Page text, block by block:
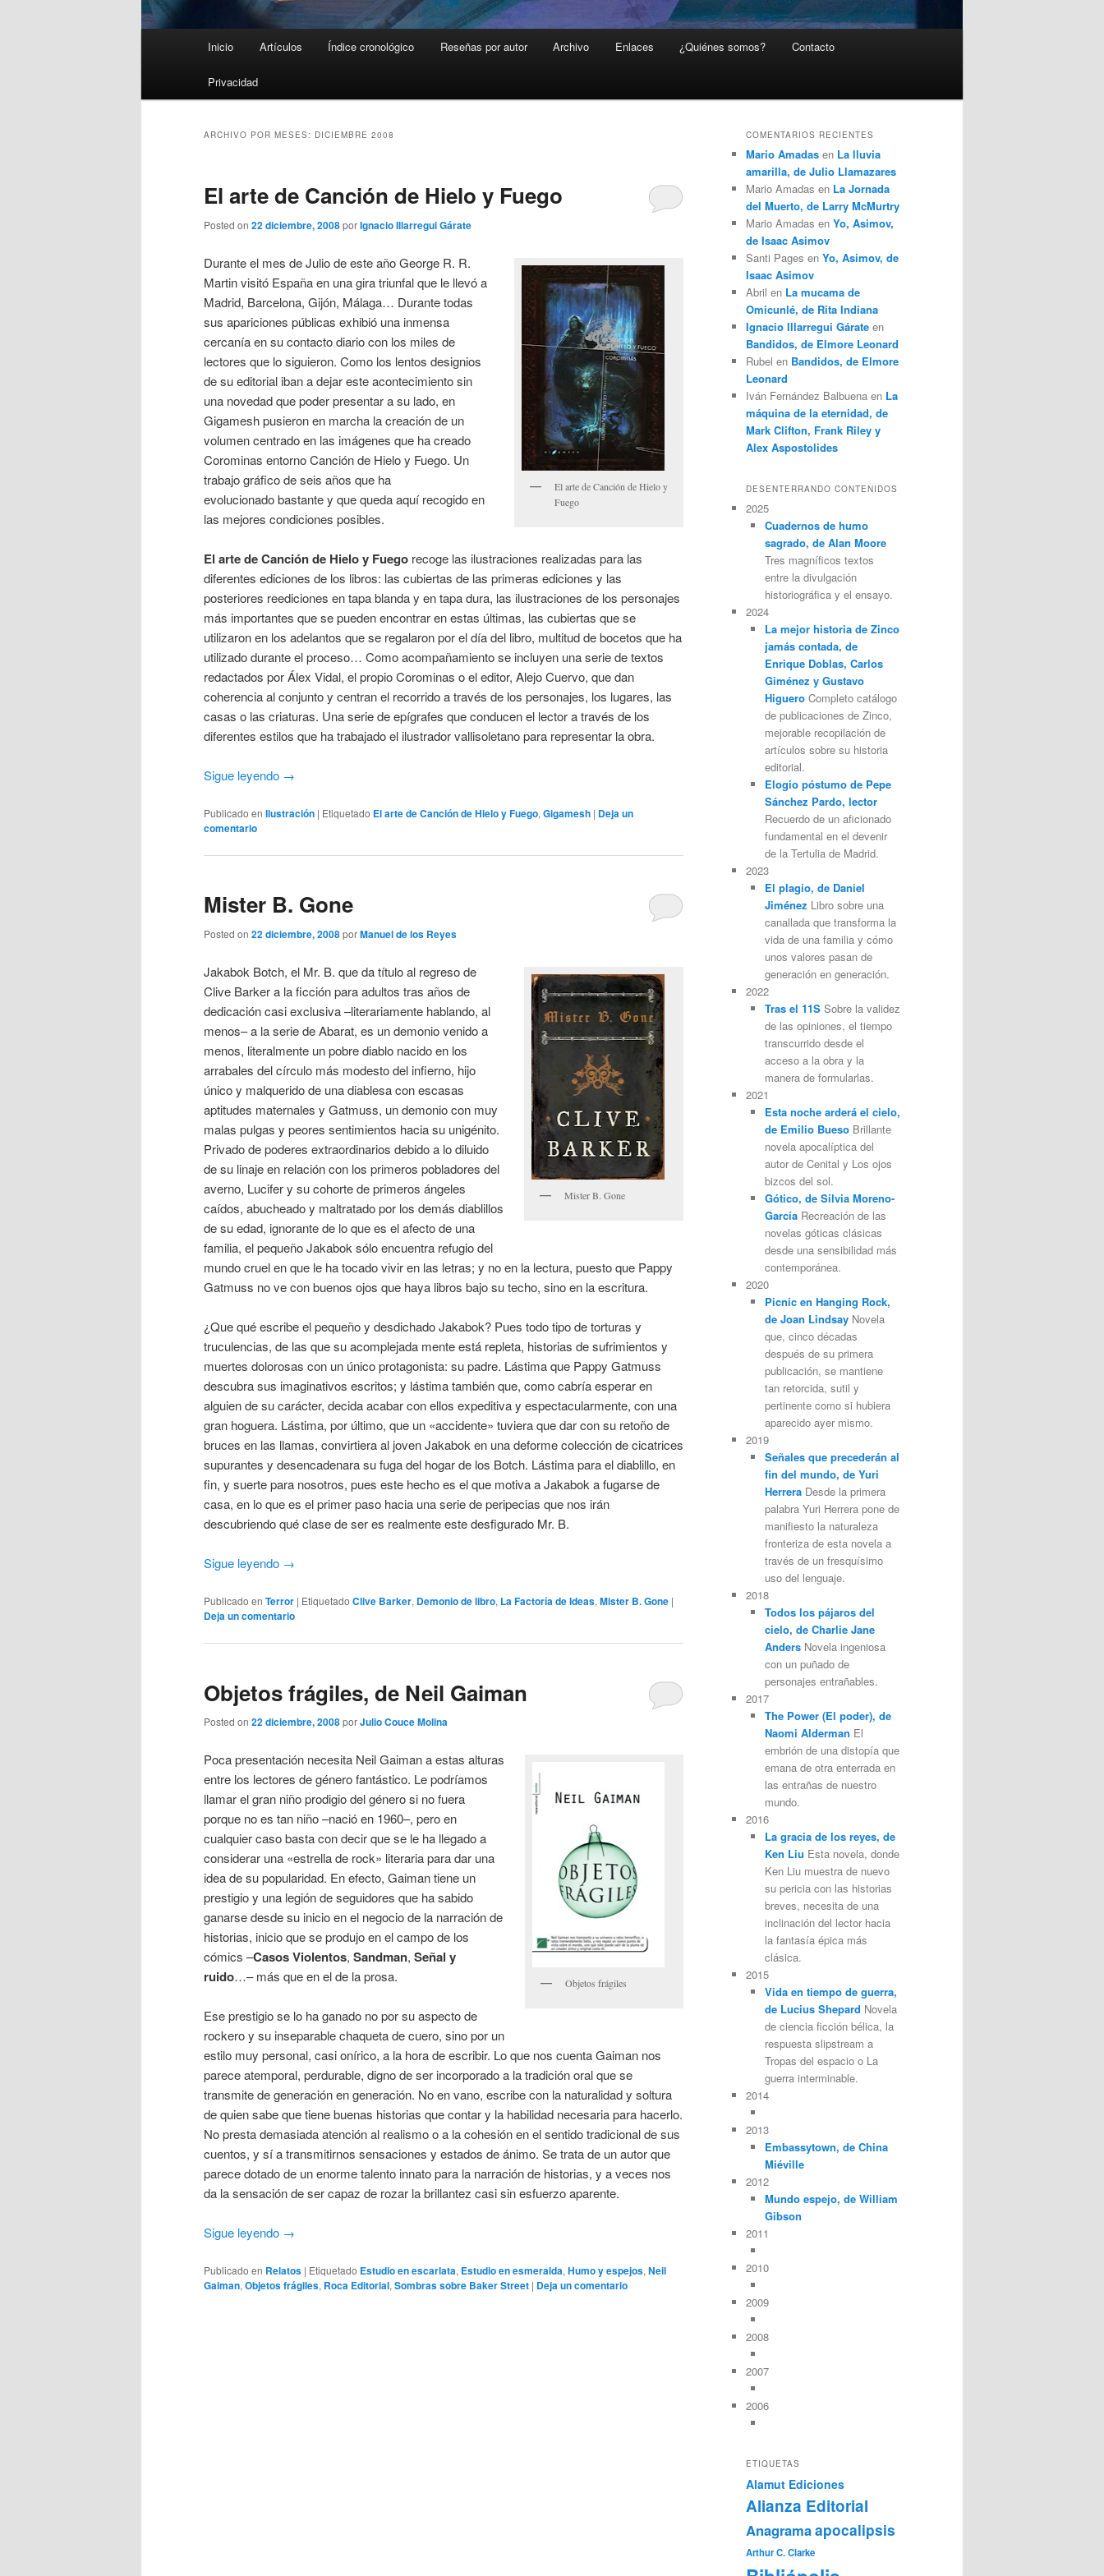
Inicio Artículos Índice cronológico Reseñas por autor Archivo Enlaces ¿Quiénes somos? Contacto
Privacidad
ARCHIVO POR MESES: DICIEMBRE 2008
El arte de Canción de Hielo y Fuego
Posted on 22 diciembre, 2008porIgnacio Illarregui Gárate
El arte de Canción de Hielo y
Fuego
Durante el mes de Julio de este año George R. R.
Martin visitó España en una gira triunfal que le llevó a
Madrid, Barcelona, Gijón, Málaga… Durante todas
sus apariciones públicas exhibió una inmensa
cercanía en su contacto diario con los miles de
lectores que lo siguieron. Como los lentos designios
de su editorial iban a dejar este acontecimiento sin
una novedad que poder presentar a su lado, en
Gigamesh pusieron en marcha la creación de un
volumen centrado en las imágenes que ha creado
Corominas entorno Canción de Hielo y Fuego. Un
trabajo gráfico de seis años que ha
evolucionado bastante y que queda aquí recogido en
las mejores condiciones posibles.
El arte de Canción de Hielo y Fuego recoge las ilustraciones realizadas para las
diferentes ediciones de los libros: las cubiertas de las primeras ediciones y las
posteriores reediciones en tapa blanda y en tapa dura, las ilustraciones de los personajes
más importantes que se pueden encontrar en estas últimas, las cubiertas que se
utilizaron en los adelantos que se regalaron por el día del libro, multitud de bocetos que ha
utilizado durante el proceso… Como acompañamiento se incluyen una serie de textos
redactados por Álex Vidal, el propio Corominas o el editor, Alejo Cuervo, que dan
coherencia al conjunto y centran el recorrido a través de los personajes, los lugares, las
casas o las criaturas. Una serie de epígrafes que conducen el lector a través de los
diferentes estilos que ha trabajado el ilustrador vallisoletano para representar la obra.
Sigue leyendo →
Publicado en Ilustración | Etiquetado El arte de Canción de Hielo y Fuego, Gigamesh | Deja un
comentario
Mister B. Gone
Posted on 22 diciembre, 2008porManuel de los Reyes
Mister B. Gone
Jakabok Botch, el Mr. B. que da título al regreso de
Clive Barker a la ficción para adultos tras años de
dedicación casi exclusiva –literariamente hablando, al
menos– a la serie de Abarat, es un demonio venido a
menos, literalmente un pobre diablo nacido en los
arrabales del círculo más modesto del infierno, hijo
único y malquerido de una diablesa con escasas
aptitudes maternales y Gatmuss, un demonio con muy
malas pulgas y peores sentimientos hacia su unigénito.
Privado de poderes extraordinarios debido a lo diluido
de su linaje en relación con los primeros pobladores del
averno, Lucifer y su cohorte de primeros ángeles
caídos, abucheado y maltratado por los demás diablillos
de su edad, ignorante de lo que es el afecto de una
familia, el pequeño Jakabok sólo encuentra refugio del
mundo cruel en que le ha tocado vivir en las letras; y no en la lectura, puesto que Pappy
Gatmuss no ve con buenos ojos que haya libros bajo su techo, sino en la escritura.
¿Que qué escribe el pequeño y desdichado Jakabok? Pues todo tipo de torturas y
truculencias, de las que su acomplejada mente está repleta, historias de sufrimientos y
muertes dolorosas con un único protagonista: su padre. Lástima que Pappy Gatmuss
descubra sus imaginativos escritos; y lástima también que, como cabría esperar en
alguien de su carácter, decida acabar con ellos expeditiva y espectacularmente, con una
gran hoguera. Lástima, por último, que un «accidente» tuviera que dar con su retoño de
bruces en las llamas, convirtiera al joven Jakabok en una deforme colección de cicatrices
supurantes y desencadenara su fuga del hogar de los Botch. Lástima para el diablillo, en
fin, y suerte para nosotros, pues este hecho es el que motiva a Jakabok a fugarse de
casa, en lo que es el primer paso hacia una serie de peripecias que nos irán
descubriendo qué clase de ser es realmente este desfigurado Mr. B.
Sigue leyendo →
Publicado en Terror | Etiquetado Clive Barker, Demonio de libro, La Factoría de Ideas, Mister B. Gone |
Deja un comentario
Objetos frágiles, de Neil Gaiman
Posted on 22 diciembre, 2008porJulio Couce Molina
Objetos frágiles
Poca presentación necesita Neil Gaiman a estas alturas
entre los lectores de género fantástico. Le podríamos
llamar el gran niño prodigio del género si no fuera
porque no es tan niño –nació en 1960–, pero en
cualquier caso basta con decir que se le ha llegado a
considerar una «estrella de rock» literaria para dar una
idea de su popularidad. En efecto, Gaiman tiene un
prestigio y una legión de seguidores que ha sabido
ganarse desde su inicio en el negocio de la narración de
historias, inicio que se produjo en el campo de los
cómics –Casos Violentos, Sandman, Señal y
ruido…– más que en el de la prosa.
Ese prestigio se lo ha ganado no por su aspecto de
rockero y su inseparable chaqueta de cuero, sino por un
estilo muy personal, casi onírico, a la hora de escribir. Lo que nos cuenta Gaiman nos
parece atemporal, perdurable, digno de ser incorporado a la tradición oral que se
transmite de generación en generación. No en vano, escribe con la naturalidad y soltura
de quien sabe que tiene buenas historias que contar y la habilidad necesaria para hacerlo.
No presta demasiada atención al realismo o a la cohesión en el sentido tradicional de sus
cuentos, y sí a transmitirnos sensaciones y estados de ánimo. Se trata de un autor que
parece dotado de un enorme talento innato para la narración de historias, y a veces nos
da la sensación de ser capaz de rozar la brillantez casi sin esfuerzo aparente.
Sigue leyendo →
Publicado en Relatos | Etiquetado Estudio en escarlata, Estudio en esmeralda, Humo y espejos, Neil
Gaiman, Objetos frágiles, Roca Editorial, Sombras sobre Baker Street | Deja un comentario
COMENTARIOS RECIENTES
Mario Amadas en La lluvia
amarilla, de Julio Llamazares
Mario Amadas en La Jornada
del Muerto, de Larry McMurtry
Mario Amadas en Yo, Asimov,
de Isaac Asimov
Santi Pages en Yo, Asimov, de
Isaac Asimov
Abril en La mucama de
Omicunlé, de Rita Indiana
Ignacio Illarregui Gárate en
Bandidos, de Elmore Leonard
Rubel en Bandidos, de Elmore
Leonard
Iván Fernández Balbuena en La
máquina de la eternidad, de
Mark Clifton, Frank Riley y
Alex Aspostolides
DESENTERRANDO CONTENIDOS
2025
Cuadernos de humo
sagrado, de Alan Moore
Tres magníficos textos
entre la divulgación
historiográfica y el ensayo.
2024
La mejor historia de Zinco
jamás contada, de
Enrique Doblas, Carlos
Giménez y Gustavo
HigueroCompleto catálogo
de publicaciones de Zinco,
mejorable recopilación de
artículos sobre su historia
editorial.
Elogio póstumo de Pepe
Sánchez Pardo, lector
Recuerdo de un aficionado
fundamental en el devenir
de la Tertulia de Madrid.
2023
El plagio, de Daniel
Jiménez Libro sobre una
canallada que transforma la
vida de una familia y cómo
unos valores pasan de
generación en generación.
2022
Tras el 11SSobre la validez
de las opiniones, el tiempo
transcurrido desde el
acceso a la obra y la
manera de formularlas.
2021
Esta noche arderá el cielo,
de Emilio BuesoBrillante
novela apocalíptica del
autor de Cenital y Los ojos
bizcos del sol.
Gótico, de Silvia Moreno-
GarcíaRecreación de las
novelas góticas clásicas
desde una sensibilidad más
contemporánea.
2020
Picnic en Hanging Rock,
de Joan LindsayNovela
que, cinco décadas
después de su primera
publicación, se mantiene
tan retorcida, sutil y
pertinente como si hubiera
aparecido ayer mismo.
2019
Señales que precederán al
fin del mundo, de Yuri
HerreraDesde la primera
palabra Yuri Herrera pone de
manifiesto la naturaleza
fronteriza de esta novela a
través de un fresquísimo
uso del lenguaje.
2018
Todos los pájaros del
cielo, de Charlie Jane
AndersNovela ingeniosa
con un puñado de
personajes entrañables.
2017
The Power (El poder), de
Naomi Alderman El
embrión de una distopía que
emana de otra enterrada en
las entrañas de nuestro
mundo.
2016
La gracia de los reyes, de
Ken Liu Esta novela, donde
Ken Liu muestra de nuevo
su pericia con las historias
breves, necesita de una
inclinación del lector hacia
la fantasía épica más
clásica.
2015
Vida en tiempo de guerra,
de Lucius Shepard Novela
de ciencia ficción bélica, la
respuesta slipstream a
Tropas del espacio o La
guerra interminable.
2014
2013
Embassytown, de China
Miéville
2012
Mundo espejo, de William
Gibson
2011
2010
2009
2008
2007
2006
ETIQUETAS
Alamut Ediciones
Alianza Editorial
Anagramaapocalipsis
Arthur C. Clarke